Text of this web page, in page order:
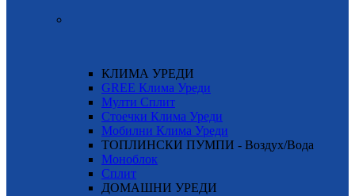
КЛИМА УРЕДИ
GREE Клима Уреди
Мулти Сплит
Стоечки Клима Уреди
Мобилни Клима Уреди
ТОПЛИНСКИ ПУМПИ - Воздух/Вода
Моноблок
Сплит
ДОМАШНИ УРЕДИ